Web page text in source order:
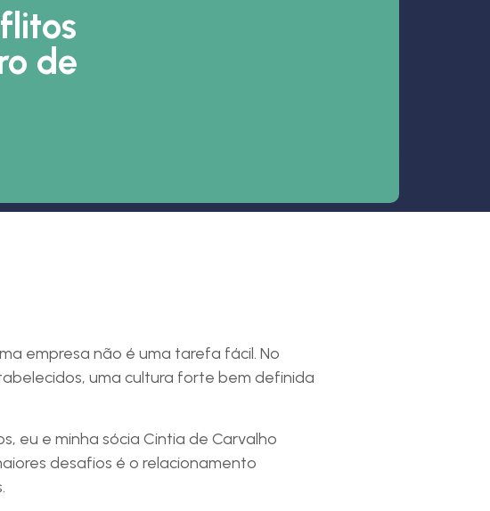
de
empresa não é uma tarefa fácil. No
uma cultura forte bem definida
eu e minha sócia Cintia de Carvalho
desafios é o relacionamento